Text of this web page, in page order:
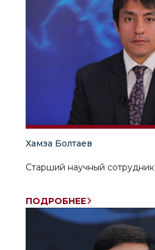
Хамза Болтаев
Старший научный сотрудник
ПОДРОБНЕЕ